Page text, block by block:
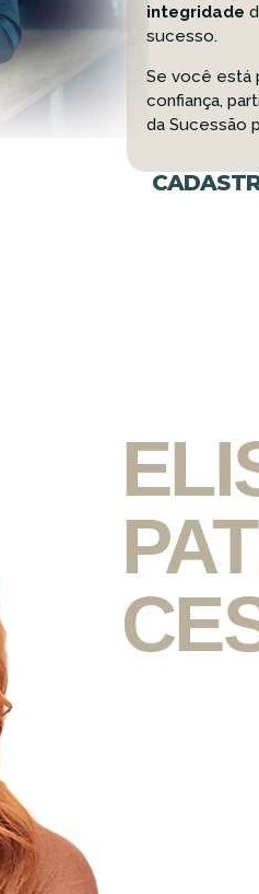
integridade
sucesso.
Se você está
confiança,
da Sucessão